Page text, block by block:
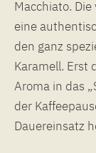
Macchiato.
eine
den ganz
Karamell. Erst
Aroma in das
der
Dauereinsatz